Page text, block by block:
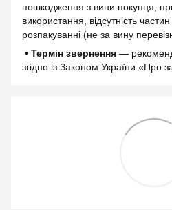
пошкодження з вини покупця,
використання, відсутність
розпакуванні (не за вину
• Термін звернення —
згідно із Законом України «Про